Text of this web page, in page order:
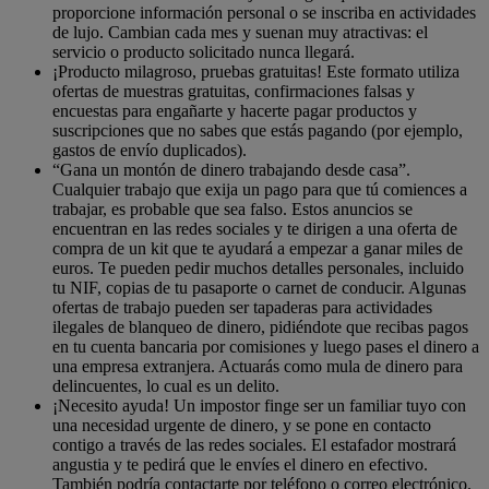
proporcione información personal o se inscriba en actividades
de lujo. Cambian cada mes y suenan muy atractivas: el
servicio o producto solicitado nunca llegará.
¡Producto milagroso, pruebas gratuitas! Este formato utiliza
ofertas de muestras gratuitas, confirmaciones falsas y
encuestas para engañarte y hacerte pagar productos y
suscripciones que no sabes que estás pagando (por ejemplo,
gastos de envío duplicados).
“Gana un montón de dinero trabajando desde casa”.
Cualquier trabajo que exija un pago para que tú comiences a
trabajar, es probable que sea falso. Estos anuncios se
encuentran en las redes sociales y te dirigen a una oferta de
compra de un kit que te ayudará a empezar a ganar miles de
euros. Te pueden pedir muchos detalles personales, incluido
tu NIF, copias de tu pasaporte o carnet de conducir. Algunas
ofertas de trabajo pueden ser tapaderas para actividades
ilegales de blanqueo de dinero, pidiéndote que recibas pagos
en tu cuenta bancaria por comisiones y luego pases el dinero a
una empresa extranjera. Actuarás como mula de dinero para
delincuentes, lo cual es un delito.
¡Necesito ayuda! Un impostor finge ser un familiar tuyo con
una necesidad urgente de dinero, y se pone en contacto
contigo a través de las redes sociales. El estafador mostrará
angustia y te pedirá que le envíes el dinero en efectivo.
También podría contactarte por teléfono o correo electrónico.